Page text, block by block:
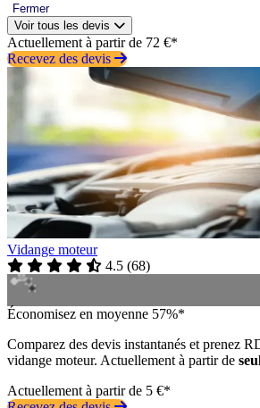
Fermer
Voir tous les devis
Actuellement à partir de 72 €*
Recevez des devis
Vidange moteur
4.5 (68)
Économisez en moyenne 57%*
Comparez des devis instantanés et prenez
vidange moteur. Actuellement à partir de
Actuellement à partir de 5 €*